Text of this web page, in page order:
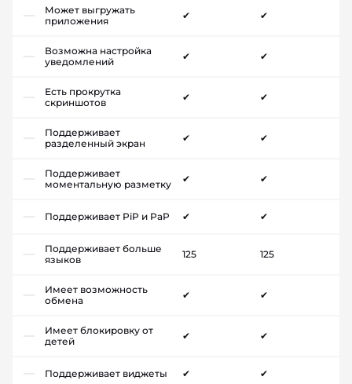
Может выгружать
приложения
✔ ✔
Возможна настройка
уведомлений
✔ ✔
Есть прокрутка
скриншотов
✔ ✔
Поддерживает
разделенный экран
✔ ✔
Поддерживает
моментальную разметку
✔ ✔
Поддерживает PiP и PaP ✔ ✔
Поддерживает больше
языков
125 125
Имеет возможность
обмена
✔ ✔
Имеет блокировку от
детей
✔ ✔
Поддерживает виджеты ✔ ✔